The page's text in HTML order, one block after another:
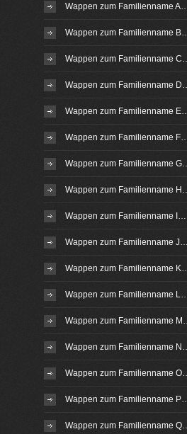
Wappen zum Familienname A…
Wappen zum Familienname B…
Wappen zum Familienname C…
Wappen zum Familienname D…
Wappen zum Familienname E…
Wappen zum Familienname F…
Wappen zum Familienname G…
Wappen zum Familienname H…
Wappen zum Familienname I…
Wappen zum Familienname J…
Wappen zum Familienname K…
Wappen zum Familienname L…
Wappen zum Familienname M…
Wappen zum Familienname N…
Wappen zum Familienname O…
Wappen zum Familienname P…
Wappen zum Familienname Q…